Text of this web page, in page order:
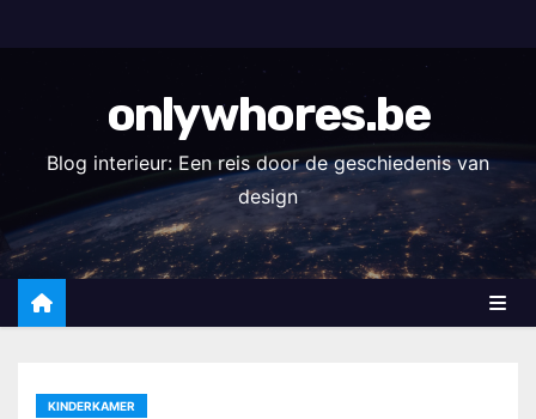
o
onlywhores.be
Blog interieur: Een reis door de geschiedenis van
design
KINDERKAMER